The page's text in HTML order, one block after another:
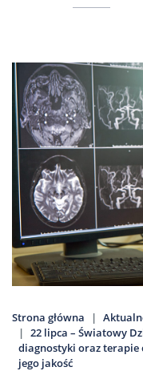
Nas
Kariera
Galeria
Kontakt
801
502
302
Strona główna
22 lipca – Światowy
diagnostyki oraz
jego jakość